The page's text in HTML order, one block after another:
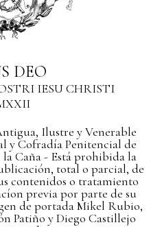
DEO
IESU CHRISTI
Ilustre y Venerable
y Cofradía Penitencial de
la Caña - Está prohibida la
total o parcial, de
contenidos o tratamiento
previa por parte de su
de portada Mikel Rubio,
Patiño y Diego Castillejo